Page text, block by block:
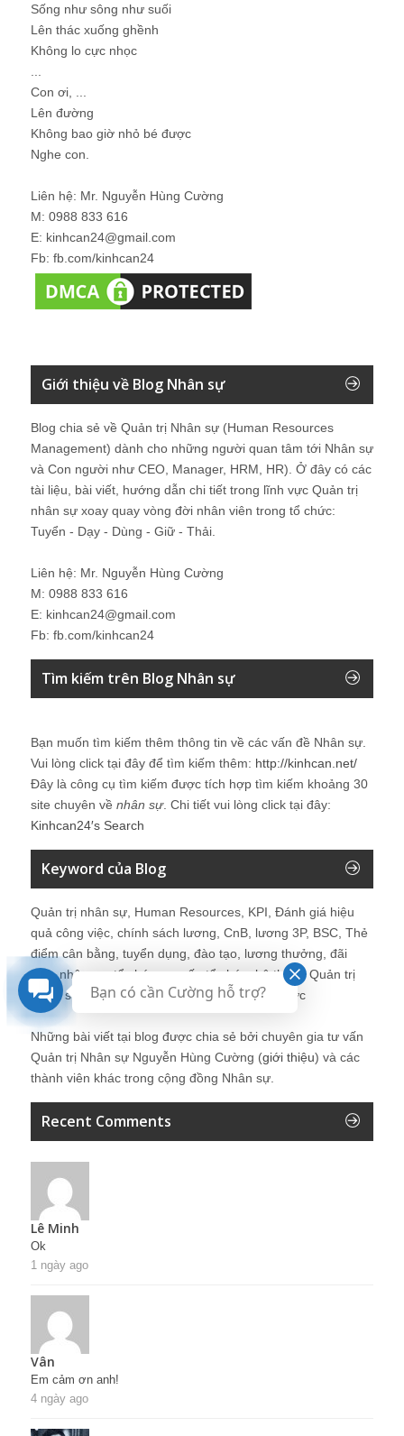
Sống như sông như suối
Lên thác xuống ghềnh
Không lo cực nhọc
Con ơi, ...
Lên đường
Không bao giờ nhỏ bé được
Nghe con.
Liên hệ: Mr. Nguyễn Hùng Cường
M: 0988 833 616
E: kinhcan24@gmail.com
Fb: fb.com/kinhcan24
Giới thiệu về Blog Nhân sự
Blog chia sẻ về Quản trị Nhân sự (Human Resources
Management) dành cho những người quan tâm tới Nhân sự
và Con người như CEO, Manager, HRM, HR). Ở đây có các
tài liệu, bài viết, hướng dẫn chi tiết trong lĩnh vực Quản trị
nhân sự xoay quay vòng đời nhân viên trong tổ chức:
Tuyển - Dạy - Dùng - Giữ - Thải.
Liên hệ: Mr. Nguyễn Hùng Cường
M: 0988 833 616
E: kinhcan24@gmail.com
Fb: fb.com/kinhcan24
Tìm kiếm trên Blog Nhân sự
Bạn muốn tìm kiếm thêm thông tin về các vấn đề Nhân sự
Vui lòng click tại đây để tìm kiếm thêm: http://kinhcan.net/
Đây là công cụ tìm kiếm được tích hợp tìm kiếm khoảng 30
site chuyên về nhân sự. Chi tiết vui lòng click tại đây:
Kinhcan24′s Search
Keyword của Blog
Quản trị nhân sự, Human Resources, KPI, Đánh giá hiệu
quả công việc, chính sách lương, CnB, lương 3P, BSC, Thẻ
điểm cân bằng, tuyển dụng, đào tạo, lương thưởng, đãi
ngộ, nhân sự, tổ chức, cơ cấu tổ chức, hệ thống Quản trị
Nhân sự, trưởng phòng Nhân sự, tái tạo tổ chức
Những bài viết tại blog được chia sẻ bởi chuyên gia tư vấn
Quản trị Nhân sự Nguyễn Hùng Cường (giới thiệu) và các
thành viên khác trong cộng đồng Nhân sự.
Recent Comments
Lê Minh
Ok
1 ngày ago
Vân
Em cảm ơn anh!
4 ngày ago
Bạn có cần Cường hỗ trợ?